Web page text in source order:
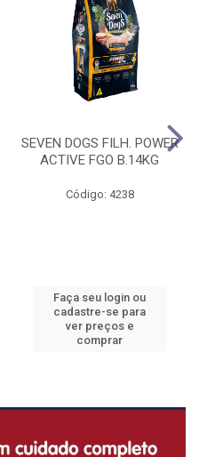
SEVEN DOGS FILH. POWER
ACTIVE FGO B.14KG
Código: 4238
Faça seu login ou
cadastre-se para
ver preços e
comprar